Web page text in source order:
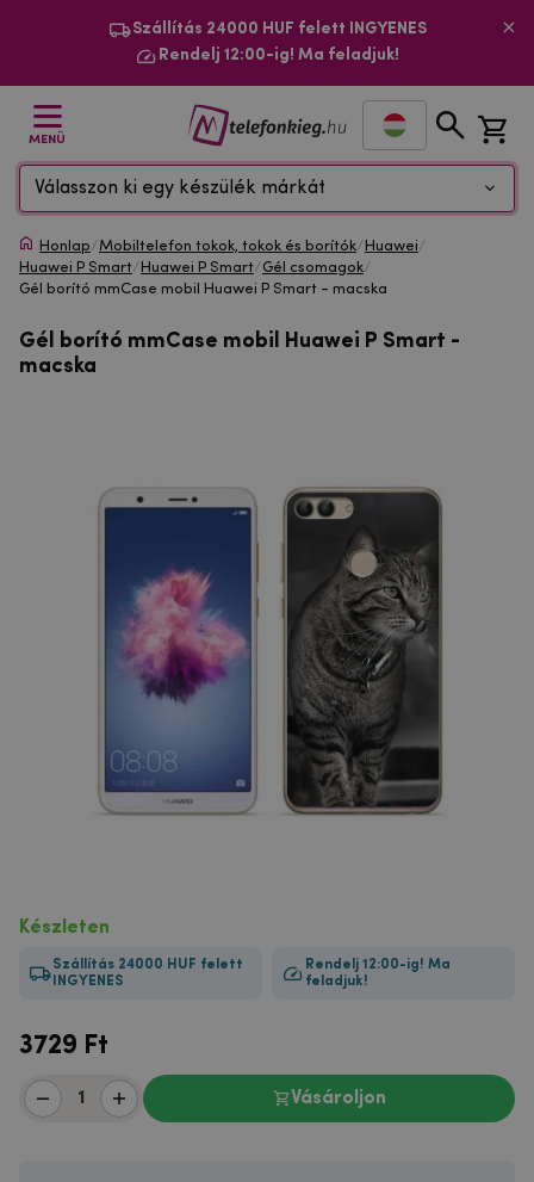
Szállítás 24000 HUF felett INGYENES
Rendelj 12:00-ig! Ma feladjuk!
MENÜ
Válasszon ki egy készülék márkát
Honlap/Mobiltelefon tokok, tokok és borítók/ Huawei/
Huawei P Smart/ Huawei P Smart/Gél csomagok/
Gél borító mmCase mobil Huawei P Smart - macska
Gél borító mmCase mobil Huawei P Smart -
macska
Készleten
Szállítás 24000 HUF felett
INGYENES
Rendelj 12:00-ig! Ma
feladjuk!
3729 Ft
Vásároljon